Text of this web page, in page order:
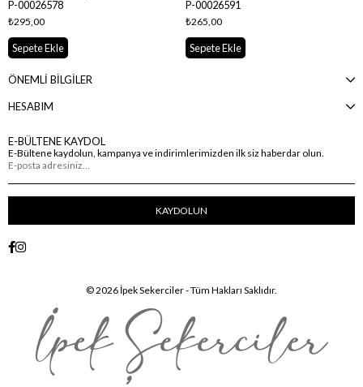
P-00026578
₺295,00
Sepete Ekle
P-00026591
₺265,00
Sepete Ekle
ÖNEMLİ BİLGİLER
HESABIM
E-BÜLTENE KAYDOL
E-Bültene kaydolun, kampanya ve indirimlerimizden ilk siz haberdar olun.
KAYDOLUN
© 2026 İpek Sekerciler - Tüm Hakları Saklıdır.